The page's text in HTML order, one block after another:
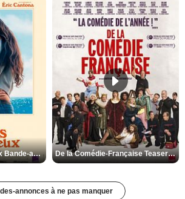
Les Matins merveilleux Bande-annonce VF De la Comédie-Française Teaser VF
annonces à ne pas manquer